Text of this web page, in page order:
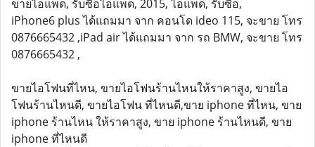
ขายไอแพด, รับซื้อไอแพด, 2015, ไอแพด, รับซื้อ,
iPhone6 plus ได้แถมมา จาก คอนโด ideo 115, จะขาย โทร
0876665432 ,iPad air ได้แถมมา จาก รถ BMW, จะขาย โทร
0876665432 ,
ขายไอโฟนที่ไหน, ขายไอโฟนร้านไหนให้ราคาสูง, ขายไอ
โฟนร้านไหนดี, ขายไอโฟน ที่ไหนดี,ขาย iphone ที่ไหน, ขาย
iphone ร้านไหน ให้ราคาสูง, ขาย iphone ร้านไหนดี, ขาย
iphone ที่ไหนดี